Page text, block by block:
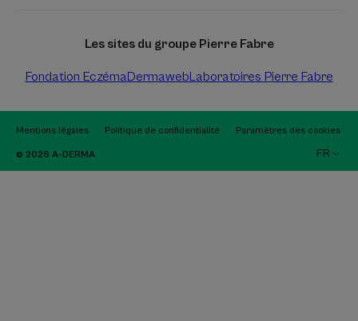
Les sites du groupe Pierre Fabre
Fondation EczémaDermawebLaboratoires Pierre Fabre
Mentions légales Politique de confidentialité Paramètres des cookies
© 2026 A-DERMA FR